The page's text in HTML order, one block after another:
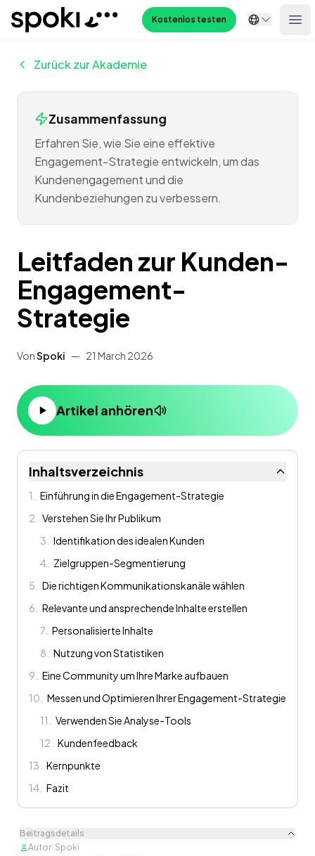
Spoki Kostenlos testen
Zurück zur Akademie
Zusammenfassung
Erfahren Sie, wie Sie eine effektive
Engagement-Strategie entwickeln, um das
Kundenengagement und die
Kundenbeziehungen zu verbessern.
Leitfaden zur Kunden-
Engagement-
Strategie
VonSpoki — 21 March 2026
Artikel anhören
Inhaltsverzeichnis
1
Einführung in die Engagement-Strategie
2
Verstehen Sie Ihr Publikum
3
Identifikation des idealen Kunden
4
Zielgruppen-Segmentierung
5
Die richtigen Kommunikationskanäle wählen
6
Relevante und ansprechende Inhalte erstellen
7 Personalisierte Inhalte
8
Nutzung von Statistiken
9
Eine Community um Ihre Marke aufbauen
10
Messen und Optimieren Ihrer Engagement-Strategie
11
Verwenden Sie Analyse-Tools
12
Kundenfeedback
13
Kernpunkte
14
Fazit
Beitragsdetails
Autor: Spoki